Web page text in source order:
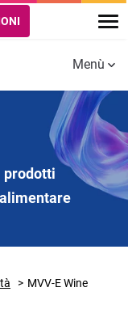
CANTINA -
GESTIONE
COOPERATIVE
Gestione
Menù
prodotti
MVV-E Wine